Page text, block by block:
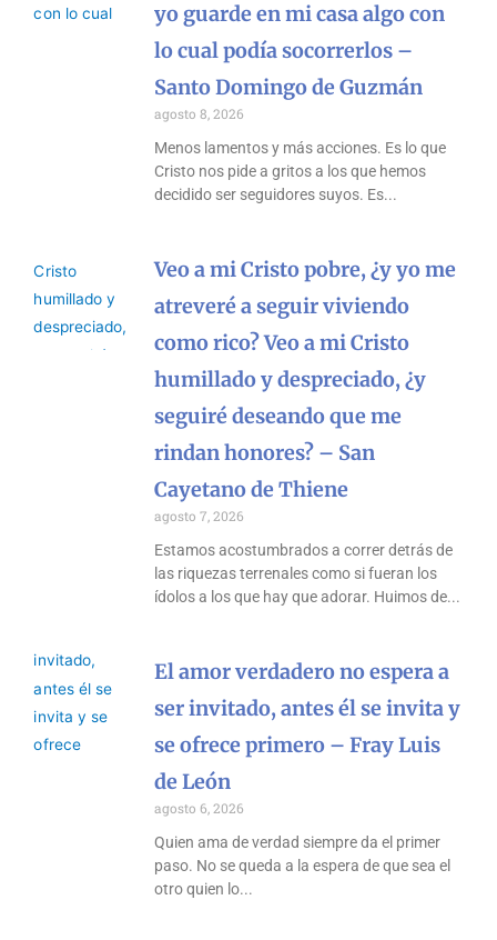
yo guarde en mi casa algo con
lo cual podía socorrerlos –
Santo Domingo de Guzmán
agosto 8, 2026
Menos lamentos y más acciones. Es lo que
Cristo nos pide a gritos a los que hemos
decidido ser seguidores suyos. Es
Veo a mi Cristo pobre, ¿y yo me
atreveré a seguir viviendo
como rico? Veo a mi Cristo
humillado y despreciado, ¿y
seguiré deseando que me
rindan honores? – San
Cayetano de Thiene
agosto 7, 2026
Estamos acostumbrados a correr detrás de
las riquezas terrenales como si fueran los
ídolos a los que hay que adorar. Huimos de
El amor verdadero no espera a
ser invitado, antes él se invita y
se ofrece primero – Fray Luis
de León
agosto 6, 2026
Quien ama de verdad siempre da el primer
paso. No se queda a la espera de que sea el
otro quien lo